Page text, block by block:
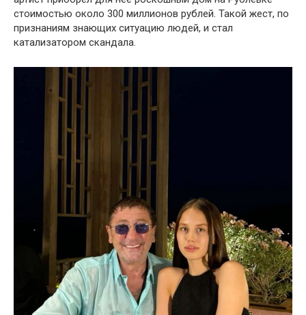
стоимостью около 300 миллионов рублей. Такой жест, по
признаниям знающих ситуацию людей, и стал
катализатором скандала.